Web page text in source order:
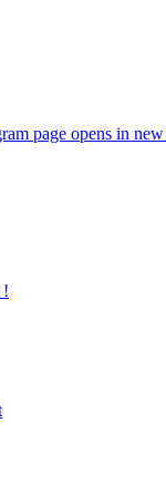
page opens in
!